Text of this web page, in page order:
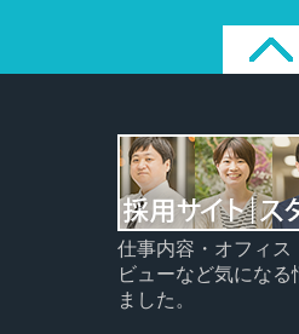
仕事内容・オフィス
ビューなど気になる
ました。